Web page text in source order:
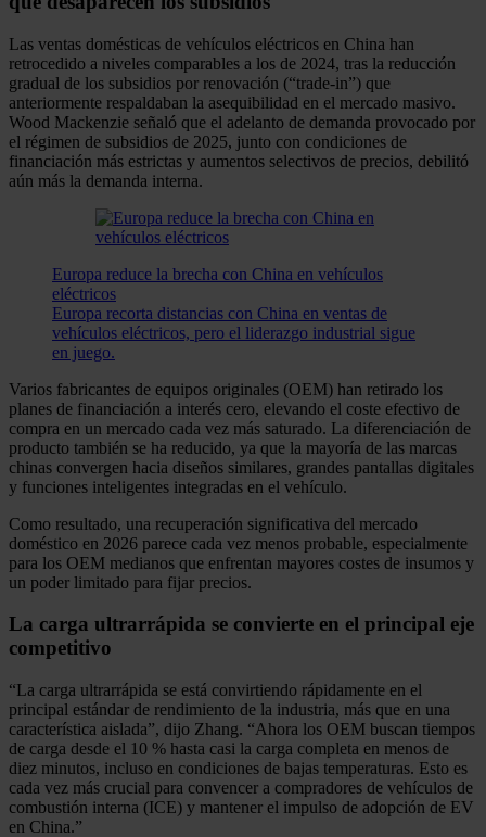
Las ventas domésticas de vehículos eléctricos en China han
retrocedido a niveles comparables a los de 2024, tras la reducción
gradual de los subsidios por renovación (“trade-in”) que
anteriormente respaldaban la asequibilidad en el mercado masivo.
Wood Mackenzie señaló que el adelanto de demanda provocado por
el régimen de subsidios de 2025, junto con condiciones de
financiación más estrictas y aumentos selectivos de precios, debilitó
aún más la demanda interna.
Europa reduce la brecha con China en vehículos
eléctricos
Europa recorta distancias con China en ventas de
vehículos eléctricos, pero el liderazgo industrial sigue
en juego.
Varios fabricantes de equipos originales (OEM) han retirado los
planes de financiación a interés cero, elevando el coste efectivo de
compra en un mercado cada vez más saturado. La diferenciación de
producto también se ha reducido, ya que la mayoría de las marcas
chinas convergen hacia diseños similares, grandes pantallas digitales
y funciones inteligentes integradas en el vehículo.
Como resultado, una recuperación significativa del mercado
doméstico en 2026 parece cada vez menos probable, especialmente
para los OEM medianos que enfrentan mayores costes de insumos y
un poder limitado para fijar precios.
La carga ultrarrápida se convierte en el principal eje
competitivo
“La carga ultrarrápida se está convirtiendo rápidamente en el
principal estándar de rendimiento de la industria, más que en una
característica aislada”, dijo Zhang. “Ahora los OEM buscan tiempos
de carga desde el 10 % hasta casi la carga completa en menos de
diez minutos, incluso en condiciones de bajas temperaturas. Esto es
cada vez más crucial para convencer a compradores de vehículos de
combustión interna (ICE) y mantener el impulso de adopción de EV
en China.”